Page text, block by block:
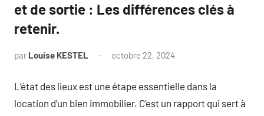
et de sortie : Les différences clés à
retenir.
par Louise KESTEL octobre 22, 2024
L’état des lieux est une étape essentielle dans la
location d’un bien immobilier. C’est un rapport qui sert à